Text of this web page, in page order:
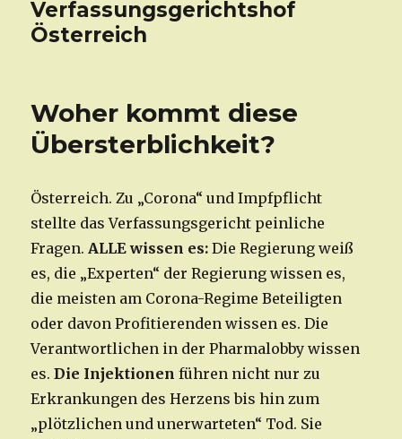
Verfassungsgerichtshof
Österreich
Woher kommt diese
Übersterblichkeit?
Österreich. Zu „Corona“ und Impfpflicht
stellte das Verfassungsgericht peinliche
Fragen.ALLE wissen es: Die Regierung weiß
es, die „Experten“ der Regierung wissen es,
die meisten am Corona-Regime Beteiligten
oder davon Profitierenden wissen es. Die
Verantwortlichen in der Pharmalobby wissen
es.Die Injektionen führen nicht nur zu
Erkrankungen des Herzens bis hin zum
„plötzlichen und unerwarteten“ Tod. Sie